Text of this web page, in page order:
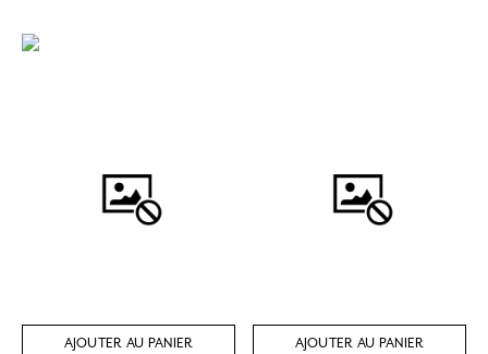
AJOUTER AU PANIER AJOUTER AU PANIER